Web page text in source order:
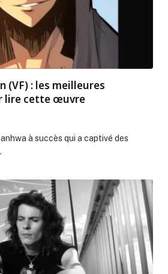
(VF) : les meilleures
lire cette œuvre
à succès qui a captivé des